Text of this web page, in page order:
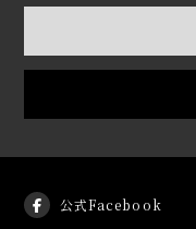
公式Facebook